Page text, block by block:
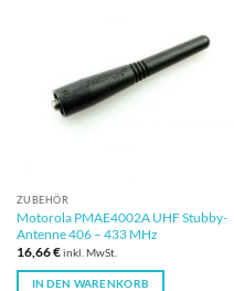
ZUBEHÖR
Motorola PMAE4002A UHF Stubby-
Antenne 406 – 433 MHz
16,66€inkl. MwSt.
IN DEN WARENKORB